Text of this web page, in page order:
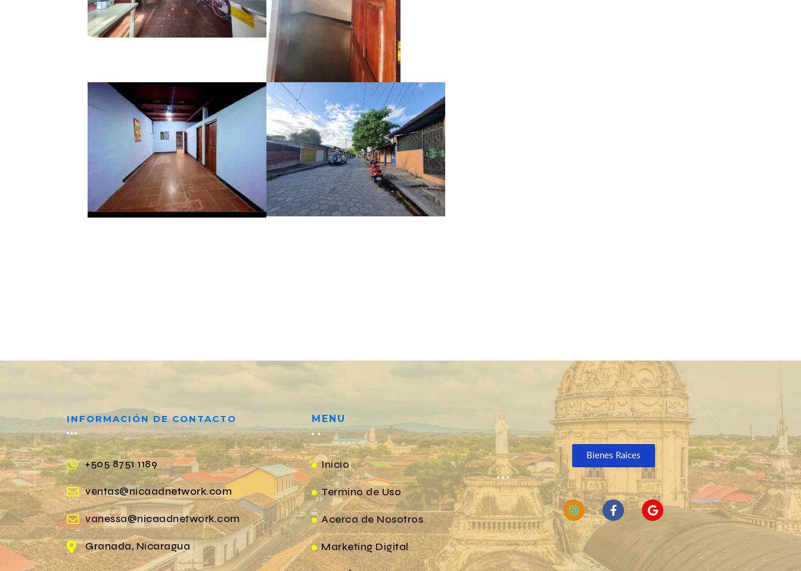
INFORMACIÓN DE CONTACTO
+505 8751 1189
ventas@nicaadnetwork.com
vanessa@nicaadnetwork.com
Granada, Nicaragua
MENU
Inicio
Termino de Uso
Acerca de Nosotros
Marketing Digital
Bienes Raices